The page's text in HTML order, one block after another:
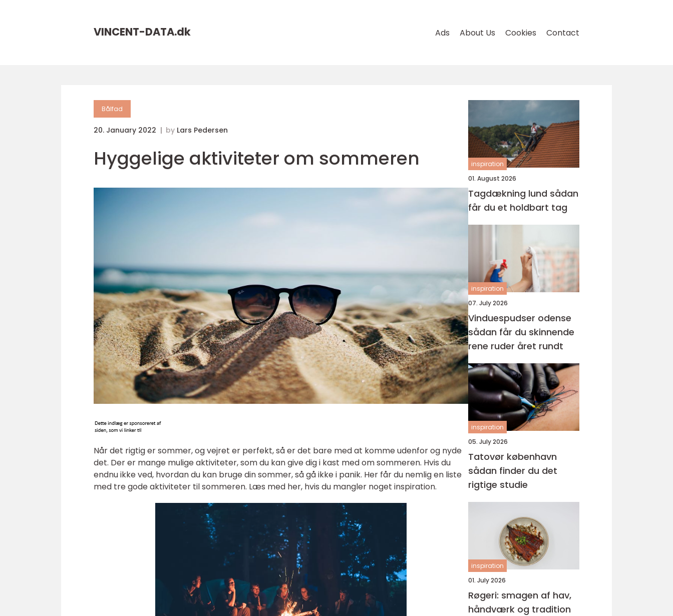
VINCENT-DATA.dk Ads About Us Cookies Contact
Bålfad
20. January 2022 by Lars Pedersen
Hyggelige aktiviteter om sommeren
Når det rigtig er sommer, og vejret er perfekt, så er det bare med at komme udenfor og nyde
det. Der er mange mulige aktiviteter, som du kan give dig i kast med om sommeren. Hvis du
endnu ikke ved, hvordan du kan bruge din sommer, så gå ikke i panik. Her får du nemlig en liste
med tre gode aktiviteter til sommeren. Læs med her, hvis du mangler noget inspiration.
inspiration
01. August 2026
Tagdækning lund sådan
får du et holdbart tag
inspiration
07. July 2026
Vinduespudser odense
sådan får du skinnende
rene ruder året rundt
inspiration
05. July 2026
Tatovør københavn
sådan finder du det
rigtige studie
inspiration
01. July 2026
Røgeri: smagen af hav,
håndværk og tradition